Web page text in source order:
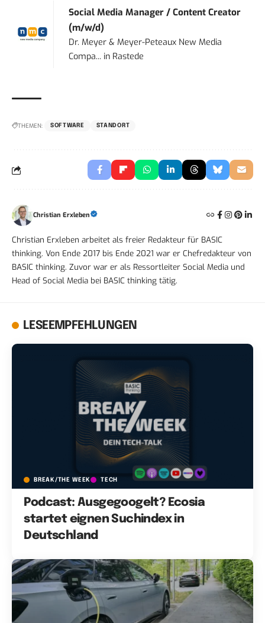
Social Media Manager / Content Creator
(m/w/d)
Dr. Meyer & Meyer-Peteaux New Media
Compa... in Rastede
THEMEN: SOFTWARE STANDORT
Christian Erxleben
Christian Erxleben arbeitet als freier Redakteur für BASIC
thinking. Von Ende 2017 bis Ende 2021 war er Chefredakteur von
BASIC thinking. Zuvor war er als Ressortleiter Social Media und
Head of Social Media bei BASIC thinking tätig.
LESEEMPFEHLUNGEN
BREAK/THE WEEK TECH
Podcast: Ausgegoogelt? Ecosia
startet eignen Suchindex in
Deutschland